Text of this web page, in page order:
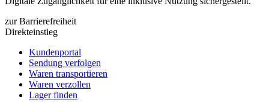
zur Barrierefreiheit
Direkteinstieg
Kundenportal
Sendung verfolgen
Waren transportieren
Waren verzollen
Lager finden